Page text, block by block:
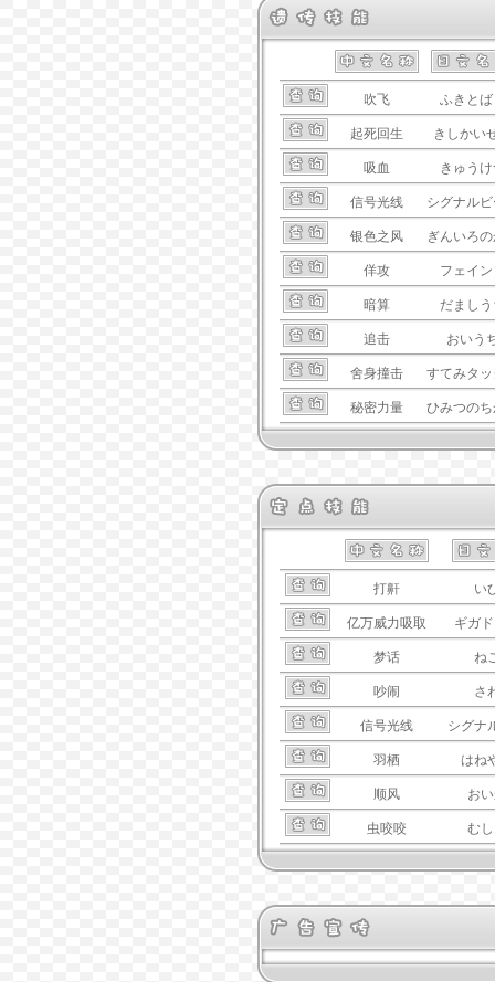
吹飞 ふきと
起死回生 きしかい
吸血 きゅう
信号光线 シグナル
银色之风 ぎんいろ
佯攻 フェイ
暗算 だまし
追击 おいう
舍身撞击 すてみタ
秘密力量 ひみつの
打鼾 い
亿万威力吸取 ギガ
梦话 ね
吵闹 さ
信号光线 シグナ
羽栖 はね
顺风 お
虫咬咬 む